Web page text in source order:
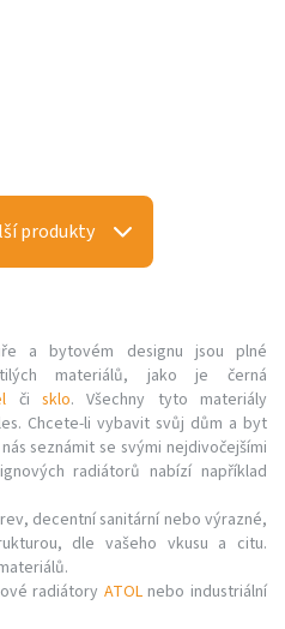
produkty
a bytovém designu jsou plné
materiálů, jako je černá
či sklo. Všechny tyto materiály
Chcete-li vybavit svůj dům a byt
seznámit se svými nejdivočejšími
radiátorů nabízí například
decentní sanitární nebo výrazné,
dle vašeho vkusu a citu.
radiátory ATOL nebo industriální